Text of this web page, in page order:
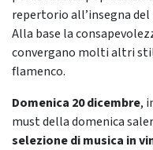
repertorio all’insegna
Alla base la
convergano molti altri
flamenco.
Domenica 20 dicembre,
must della domenica
selezione di musica in